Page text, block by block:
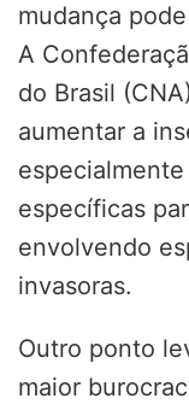
mudança
A
do Brasil
aumentar a
específicas
envolvendo
invasoras.
Outro ponto
maior